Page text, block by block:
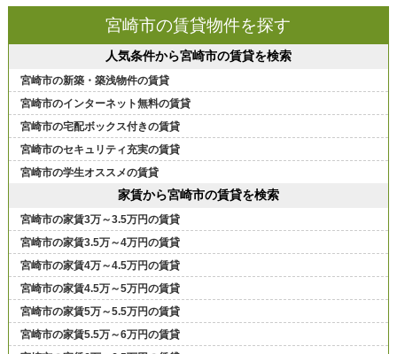
宮崎市の賃貸物件を探す
人気条件から宮崎市の賃貸を検索
宮崎市の新築・築浅物件の賃貸
宮崎市のインターネット無料の賃貸
宮崎市の宅配ボックス付きの賃貸
宮崎市のセキュリティ充実の賃貸
宮崎市の学生オススメの賃貸
家賃から宮崎市の賃貸を検索
宮崎市の家賃3万～3.5万円の賃貸
宮崎市の家賃3.5万～4万円の賃貸
宮崎市の家賃4万～4.5万円の賃貸
宮崎市の家賃4.5万～5万円の賃貸
宮崎市の家賃5万～5.5万円の賃貸
宮崎市の家賃5.5万～6万円の賃貸